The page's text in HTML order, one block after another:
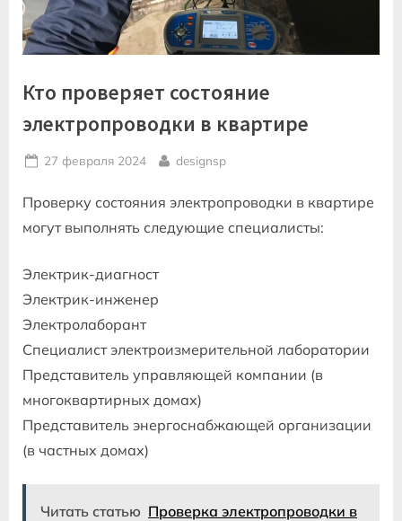
Кто проверяет состояние
электропроводки в квартире
Posted
27 февраля 2024 By
designsp
Проверку состояния электропроводки в квартире
могут выполнять следующие специалисты:
Электрик-диагност
Электрик-инженер
Электролаборант
Специалист электроизмерительной лаборатории
Представитель управляющей компании (в
многоквартирных домах)
Представитель энергоснабжающей организации
(в частных домах)
Читать статью Проверка электропроводки в